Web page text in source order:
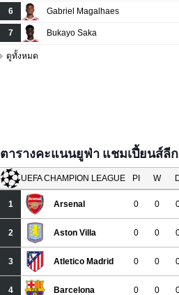
ตารางคะแนนยูฟ่า แชมเปี้ยนส์ลีก